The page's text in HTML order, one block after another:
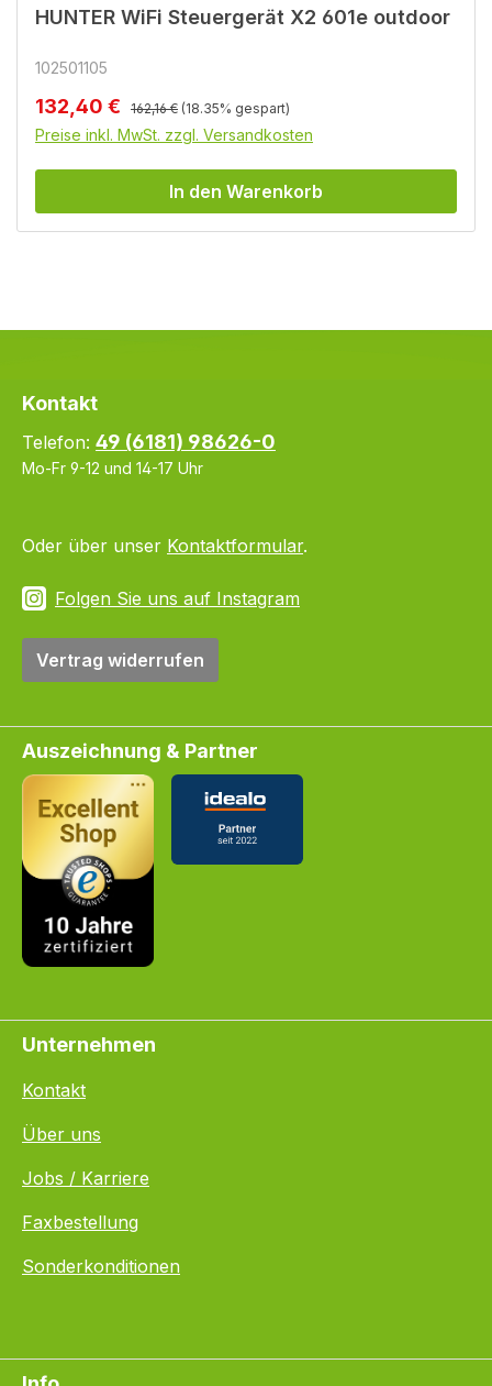
HUNTER WiFi Steuergerät X2 601e outdoor
102501105
Verkaufspreis:
132,40 € Regulärer Preis:
162,16 € (18.35% gespart)
Preise inkl. MwSt. zzgl. Versandkosten
In den Warenkorb
Kontakt
Telefon: 49 (6181) 98626-0
Mo-Fr 9-12 und 14-17 Uhr
Oder über unser Kontaktformular.
Folgen Sie uns auf Instagram
Vertrag widerrufen
Auszeichnung & Partner
Unternehmen
Kontakt
Über uns
Jobs / Karriere
Faxbestellung
Sonderkonditionen